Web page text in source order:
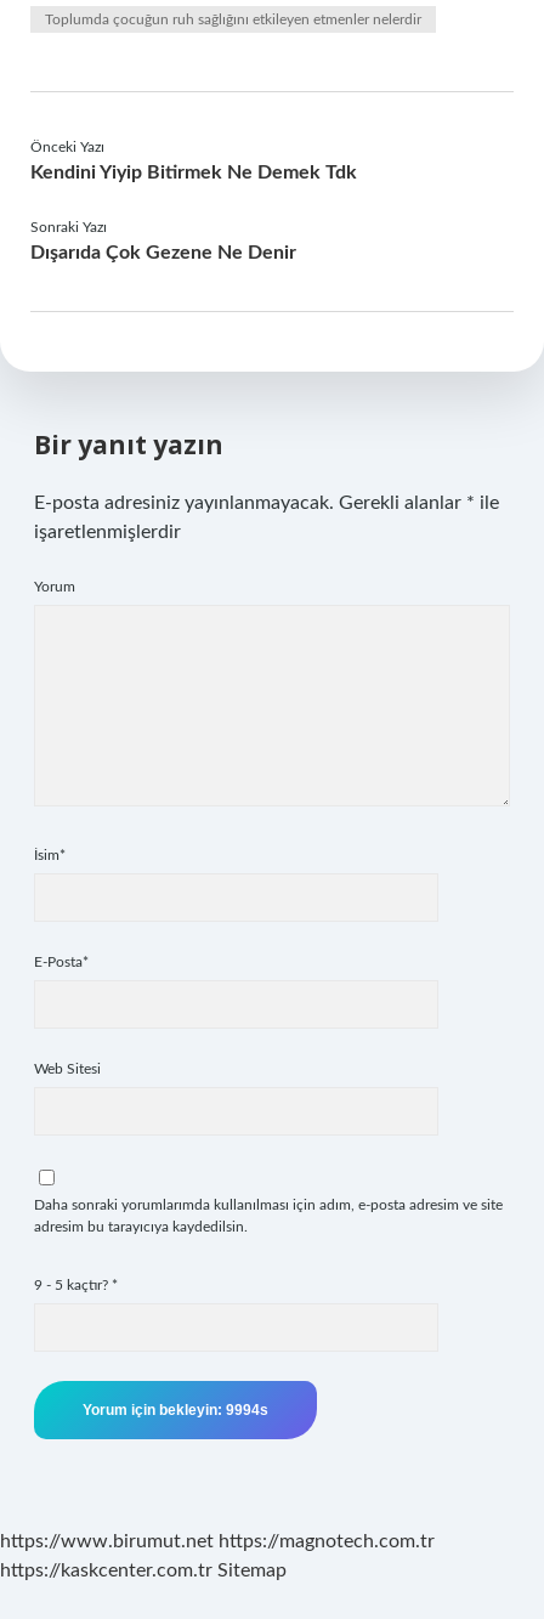
Toplumda çocuğun ruh sağlığını etkileyen etmenler nelerdir
Önceki Yazı
Kendini Yiyip Bitirmek Ne Demek Tdk
Sonraki Yazı
Dışarıda Çok Gezene Ne Denir
Bir yanıt yazın
E-posta adresiniz yayınlanmayacak. Gerekli alanlar * ile
işaretlenmişlerdir
Yorum
İsim*
E-Posta*
Web Sitesi
Daha sonraki yorumlarımda kullanılması için adım, e-posta adresim ve site
adresim bu tarayıcıya kaydedilsin.
9 - 5 kaçtır? *
https://www.birumut.net https://magnotech.com.tr
https://kaskcenter.com.tr Sitemap